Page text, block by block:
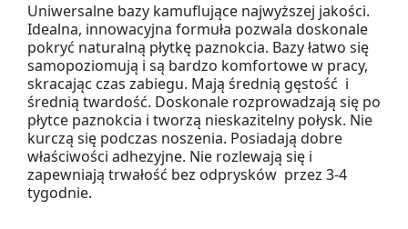
Uniwersalne bazy kamuflujące najwyższej jakości.
Idealna, innowacyjna formuła pozwala doskonale
pokryć naturalną płytkę paznokcia. Bazy łatwo się
samopoziomują i są bardzo komfortowe w pracy,
skracając czas zabiegu. Mają średnią gęstość i
średnią twardość. Doskonale rozprowadzają się po
płytce paznokcia i tworzą nieskazitelny połysk. Nie
kurczą się podczas noszenia. Posiadają dobre
właściwości adhezyjne. Nie rozlewają się i
zapewniają trwałość bez odprysków przez 3-4
tygodnie.